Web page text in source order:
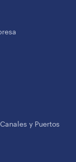
y Puertos